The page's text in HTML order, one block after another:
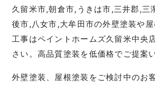
久留米市,朝倉市,うきは市,三井郡,三
後市,八女市,大牟田市の外壁塗装や
工事はペイントホームズ久留米中央
さ い。高品質塗装を低価格でご提案
外壁塗装、屋根塗装をご検討中のお